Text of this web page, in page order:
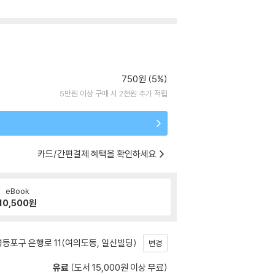
750원 (5%)
5만원 이상 구매 시 2천원 추가 적립
카드/간편결제 혜택을 확인하세요
eBook
원
포구 은행로 11(여의도동, 일신빌딩) 변경
유료 (도서 15,000원 이상 무료)